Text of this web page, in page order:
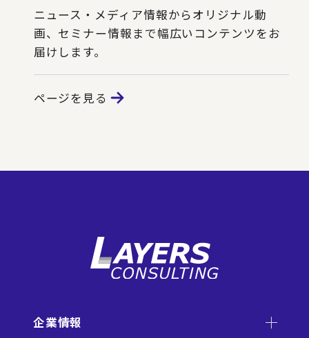
ニュース・メディア情報からオリジナル動
画、セミナー情報まで幅広いコンテンツをお
届けします。
ページを見る
企業情報